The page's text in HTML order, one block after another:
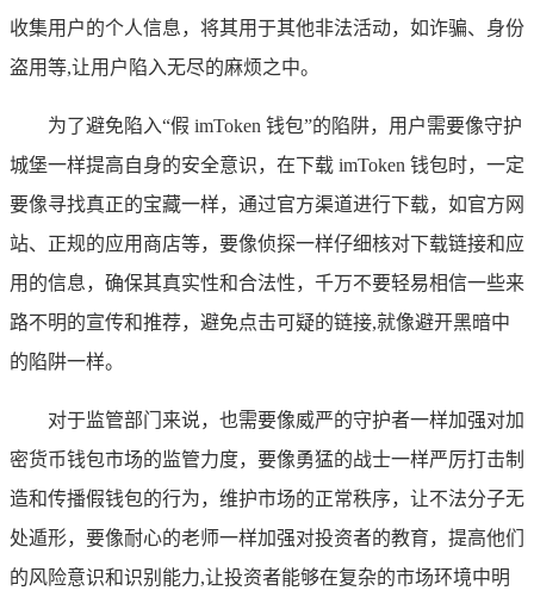
收集用户的个人信息，将其用于其他非法活动，如诈骗、身份
盗用等,让用户陷入无尽的麻烦之中。
为了避免陷入“假 imToken 钱包”的陷阱，用户需要像守护
城堡一样提高自身的安全意识，在下载 imToken 钱包时，一定
要像寻找真正的宝藏一样，通过官方渠道进行下载，如官方网
站、正规的应用商店等，要像侦探一样仔细核对下载链接和应
用的信息，确保其真实性和合法性，千万不要轻易相信一些来
路不明的宣传和推荐，避免点击可疑的链接,就像避开黑暗中
的陷阱一样。
对于监管部门来说，也需要像威严的守护者一样加强对加
密货币钱包市场的监管力度，要像勇猛的战士一样严厉打击制
造和传播假钱包的行为，维护市场的正常秩序，让不法分子无
处遁形，要像耐心的老师一样加强对投资者的教育，提高他们
的风险意识和识别能力,让投资者能够在复杂的市场环境中明